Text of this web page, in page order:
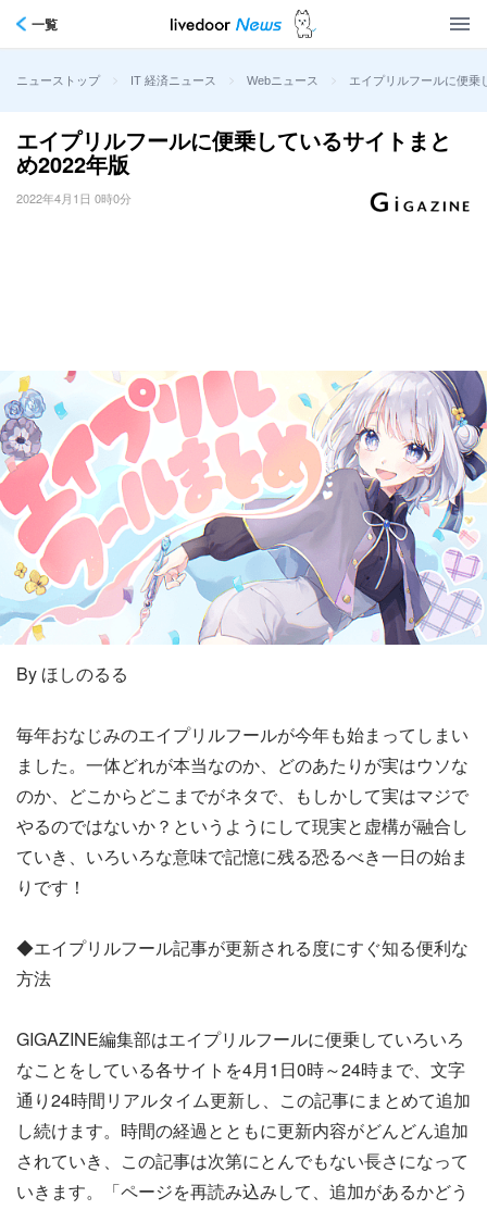
一覧
ニューストップ > IT 経済ニュース > Webニュース > エイプリルフールに便
エイプリルフールに便乗しているサイトまと
め2022年版
2022年4月1日 0時0分
By ほしのるる
毎年おなじみのエイプリルフールが今年も始まってしまい
ました。一体どれが本当なのか、どのあたりが実はウソな
のか、どこからどこまでがネタで、もしかして実はマジで
やるのではないか？というようにして現実と虚構が融合し
ていき、いろいろな意味で記憶に残る恐るべき一日の始ま
りです！
◆エイプリルフール記事が更新される度にすぐ知る便利な
方法
GIGAZINE編集部はエイプリルフールに便乗していろいろ
なことをしている各サイトを4月1日0時～24時まで、文字
通り24時間リアルタイム更新し、この記事にまとめて追加
し続けます。時間の経過とともに更新内容がどんどん追加
されていき、この記事は次第にとんでもない長さになって
いきます。「ページを再読み込みして、追加があるかどう